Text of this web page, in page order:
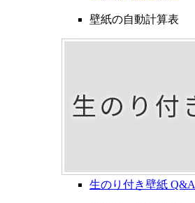
壁紙の自動計算表
生のり付き壁紙 Q&A